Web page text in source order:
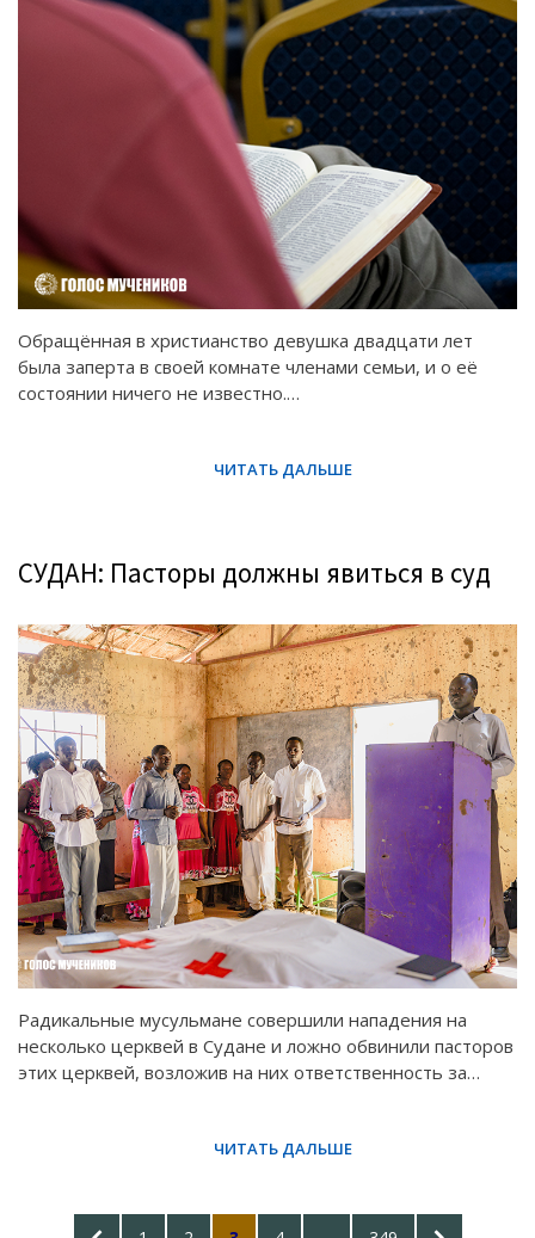
Обращённая в христианство девушка двадцати лет
была заперта в своей комнате членами семьи, и о её
состоянии ничего не известно.…
СУДАН: Пасторы должны явиться в суд
Радикальные мусульмане совершили нападения на
несколько церквей в Судане и ложно обвинили пасторов
этих церквей, возложив на них ответственность за…